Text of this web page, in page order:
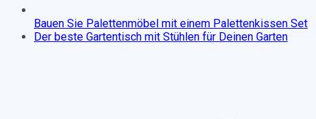
Bauen Sie Palettenmöbel mit einem Palettenkissen Set
Der beste Gartentisch mit Stühlen für Deinen Garten